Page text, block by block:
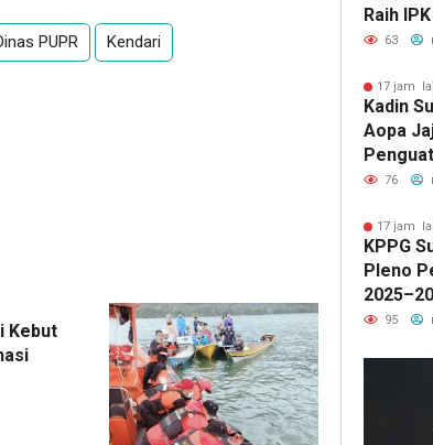
PUPR Kendari
Kebut
Raih
Lulusan
63
17 jam
Kadin
Aopa
76
17 jam
KPPG
Pleno
95